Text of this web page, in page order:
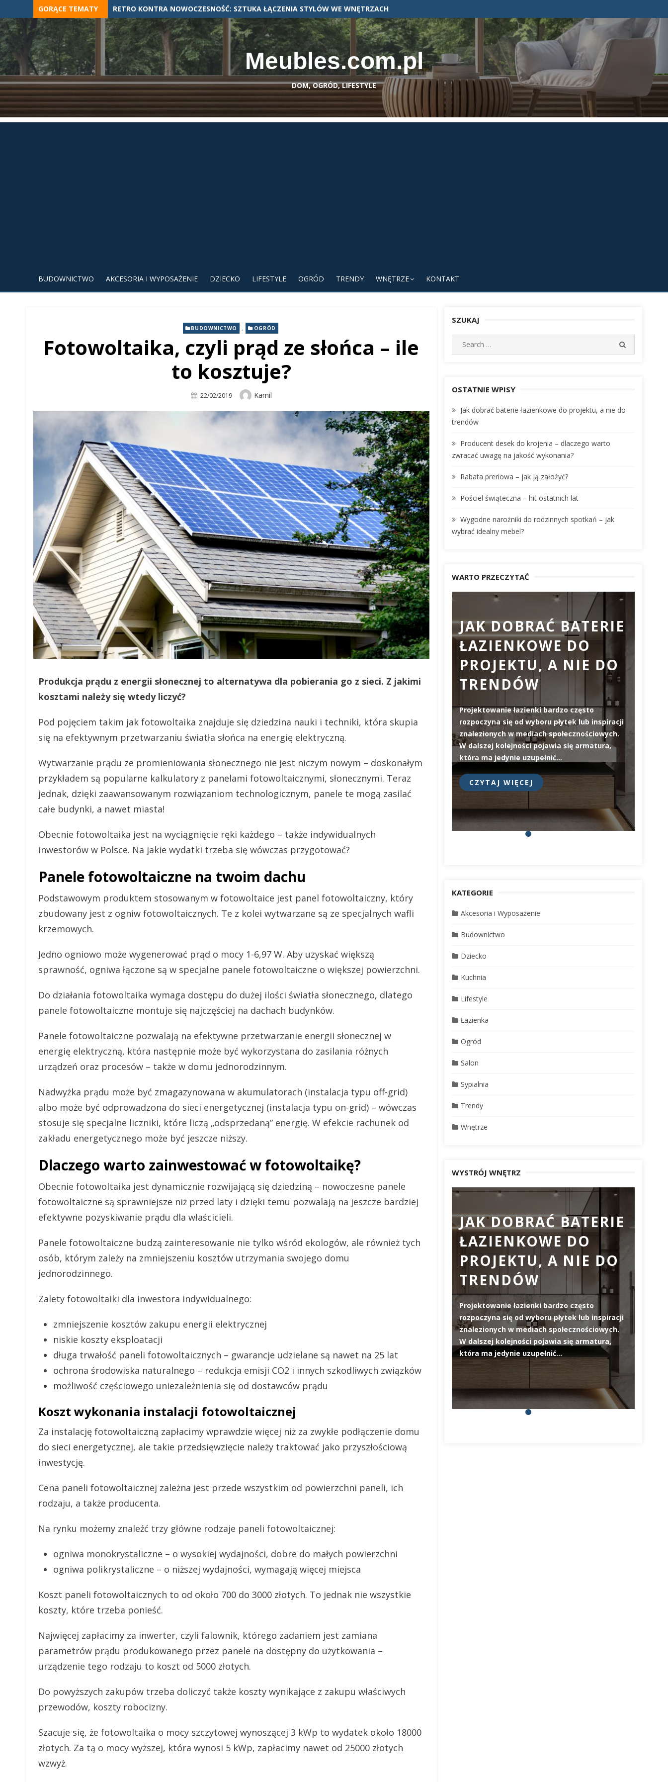
to
content
GORĄCE TEMATY RETRO KONTRA NOWOCZESNOŚĆ: SZTUKA ŁĄCZENIA STYLÓW WE WNĘTRZACH
Meubles.com.pl
DOM, OGRÓD, LIFESTYLE
BUDOWNICTWO AKCESORIA I WYPOSAŻENIE DZIECKO LIFESTYLE OGRÓD TRENDY WNĘTRZE KONTAKT
BUDOWNICTWO , OGRÓD
Fotowoltaika, czyli prąd ze słońca – ile
to kosztuje?
Posted
22/02/2019 Author
Kamil
Produkcja prądu z energii słonecznej to alternatywa dla pobierania go z sieci. Z jakimi
kosztami należy się wtedy liczyć?
Pod pojęciem takim jak fotowoltaika znajduje się dziedzina nauki i techniki, która skupia
się na efektywnym przetwarzaniu światła słońca na energię elektryczną.
Wytwarzanie prądu ze promieniowania słonecznego nie jest niczym nowym – doskonałym
przykładem są popularne kalkulatory z panelami fotowoltaicznymi, słonecznymi. Teraz
jednak, dzięki zaawansowanym rozwiązaniom technologicznym, panele te mogą zasilać
całe budynki, a nawet miasta!
Obecnie fotowoltaika jest na wyciągnięcie ręki każdego – także indywidualnych
inwestorów w Polsce. Na jakie wydatki trzeba się wówczas przygotować?
Panele fotowoltaiczne na twoim dachu
Podstawowym produktem stosowanym w fotowoltaice jest panel fotowoltaiczny, który
zbudowany jest z ogniw fotowoltaicznych. Te z kolei wytwarzane są ze specjalnych wafli
krzemowych.
Jedno ogniowo może wygenerować prąd o mocy 1-6,97 W. Aby uzyskać większą
sprawność, ogniwa łączone są w specjalne panele fotowoltaiczne o większej powierzchni.
Do działania fotowoltaika wymaga dostępu do dużej ilości światła słonecznego, dlatego
panele fotowoltaiczne montuje się najczęściej na dachach budynków.
Panele fotowoltaiczne pozwalają na efektywne przetwarzanie energii słonecznej w
energię elektryczną, która następnie może być wykorzystana do zasilania różnych
urządzeń oraz procesów – także w domu jednorodzinnym.
Nadwyżka prądu może być zmagazynowana w akumulatorach (instalacja typu off-grid)
albo może być odprowadzona do sieci energetycznej (instalacja typu on-grid) – wówczas
stosuje się specjalne liczniki, które liczą „odsprzedaną” energię. W efekcie rachunek od
zakładu energetycznego może być jeszcze niższy.
Dlaczego warto zainwestować w fotowoltaikę?
Obecnie fotowoltaika jest dynamicznie rozwijającą się dziedziną – nowoczesne panele
fotowoltaiczne są sprawniejsze niż przed laty i dzięki temu pozwalają na jeszcze bardziej
efektywne pozyskiwanie prądu dla właścicieli.
Panele fotowoltaiczne budzą zainteresowanie nie tylko wśród ekologów, ale również tych
osób, którym zależy na zmniejszeniu kosztów utrzymania swojego domu
jednorodzinnego.
Zalety fotowoltaiki dla inwestora indywidualnego:
zmniejszenie kosztów zakupu energii elektrycznej
niskie koszty eksploatacji
długa trwałość paneli fotowoltaicznych – gwarancje udzielane są nawet na 25 lat
ochrona środowiska naturalnego – redukcja emisji CO2 i innych szkodliwych związków
możliwość częściowego uniezależnienia się od dostawców prądu
Koszt wykonania instalacji fotowoltaicznej
Za instalację fotowoltaiczną zapłacimy wprawdzie więcej niż za zwykłe podłączenie domu
do sieci energetycznej, ale takie przedsięwzięcie należy traktować jako przyszłościową
inwestycję.
Cena paneli fotowoltaicznej zależna jest przede wszystkim od powierzchni paneli, ich
rodzaju, a także producenta.
Na rynku możemy znaleźć trzy główne rodzaje paneli fotowoltaicznej:
ogniwa monokrystaliczne – o wysokiej wydajności, dobre do małych powierzchni
ogniwa polikrystaliczne – o niższej wydajności, wymagają więcej miejsca
Koszt paneli fotowoltaicznych to od około 700 do 3000 złotych. To jednak nie wszystkie
koszty, które trzeba ponieść.
Najwięcej zapłacimy za inwerter, czyli falownik, którego zadaniem jest zamiana
parametrów prądu produkowanego przez panele na dostępny do użytkowania –
urządzenie tego rodzaju to koszt od 5000 złotych.
Do powyższych zakupów trzeba doliczyć także koszty wynikające z zakupu właściwych
przewodów, koszty robocizny.
Szacuje się, że fotowoltaika o mocy szczytowej wynoszącej 3 kWp to wydatek około 18000
złotych. Za tą o mocy wyższej, która wynosi 5 kWp, zapłacimy nawet od 25000 złotych
wzwyż.
SZUKAJ
e
c
f
o
:
E
OSTATNIE WPISY
Jak dobrać baterie łazienkowe do projektu, a nie do
trendów
Producent desek do krojenia – dlaczego warto
zwracać uwagę na jakość wykonania?
Rabata preriowa – jak ją założyć?
Pościel świąteczna – hit ostatnich lat
Wygodne narożniki do rodzinnych spotkań – jak
wybrać idealny mebel?
WARTO PRZECZYTAĆ
JAK DOBRAĆ BATERIE
ŁAZIENKOWE DO
PROJEKTU, A NIE DO
TRENDÓW
Projektowanie łazienki bardzo często
rozpoczyna się od wyboru płytek lub inspiracji
znalezionych w mediach społecznościowych.
W dalszej kolejności pojawia się armatura,
która ma jedynie uzupełnić…
CZYTAJ WIĘCEJ
KATEGORIE
Akcesoria i Wyposażenie
Budownictwo
Dziecko
Kuchnia
Lifestyle
Łazienka
Ogród
Salon
Sypialnia
Trendy
Wnętrze
WYSTRÓJ WNĘTRZ
JAK DOBRAĆ BATERIE
ŁAZIENKOWE DO
PROJEKTU, A NIE DO
TRENDÓW
Projektowanie łazienki bardzo często
rozpoczyna się od wyboru płytek lub inspiracji
znalezionych w mediach społecznościowych.
W dalszej kolejności pojawia się armatura,
która ma jedynie uzupełnić…